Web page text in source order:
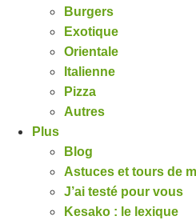
Burgers
Exotique
Orientale
Italienne
Pizza
Autres
Plus
Blog
Astuces et tours de
J’ai testé pour vous
Kesako : le lexique